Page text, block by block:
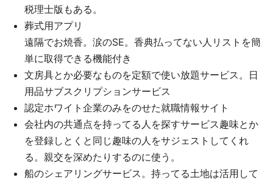
税理士版もある。
葬式用アプリ
遠隔でお焼香。涙のSE。香典払ってない人リストを簡
単に取得できる機能付き
文房具とか必要なものを定額で使い放題サービス。日
用品サブスクリプションサービス
認定ホワイト企業のみをのせた就職情報サイト
会社内の共通点を持ってる人を探すサービス趣味とか
を登録しとくと同じ趣味の人をサジェストしてくれ
る。親交を深めたりするのに使う。
船のシェアリングサービス。持ってる土地は活用して